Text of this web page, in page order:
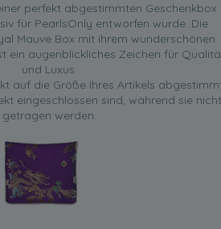
perfekt abgestimmten Geschenkbox
für PearlsOnly entworfen wurde. Die
Mauve Box mit ihrem wunderschönen
ein augenblickliches Zeichen für
und Luxus.
auf die Größe Ihres Artikels
eingeschlossen sind, während sie nicht
getragen werden.